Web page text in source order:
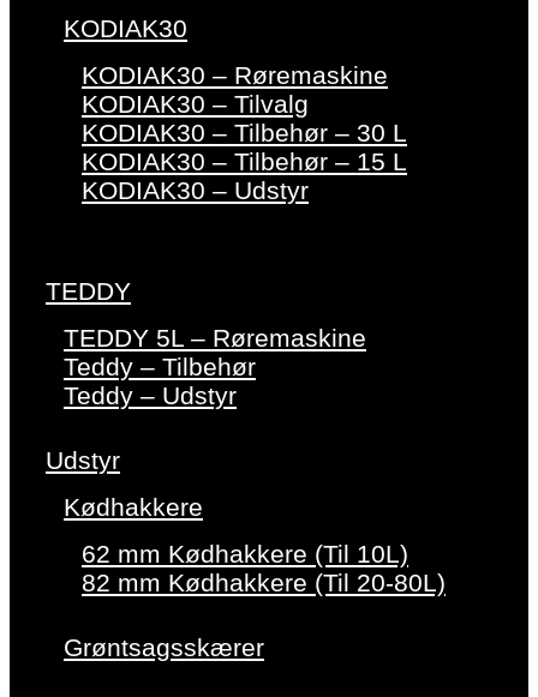
KODIAK30
KODIAK30 – Røremaskine
KODIAK30 – Tilvalg
KODIAK30 – Tilbehør – 30 L
KODIAK30 – Tilbehør – 15 L
KODIAK30 – Udstyr
TEDDY
TEDDY 5L – Røremaskine
Teddy – Tilbehør
Teddy – Udstyr
Udstyr
Kødhakkere
62 mm Kødhakkere (Til 10L)
82 mm Kødhakkere (Til 20-80L)
Grøntsagsskærer